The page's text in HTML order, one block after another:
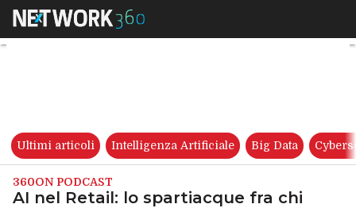
AI nel Retail: lo spartiacque
Ultimi articoli Intelligenza Artificiale Big Data
360ON PODCAST
AI nel Retail: lo spartiacque fra chi